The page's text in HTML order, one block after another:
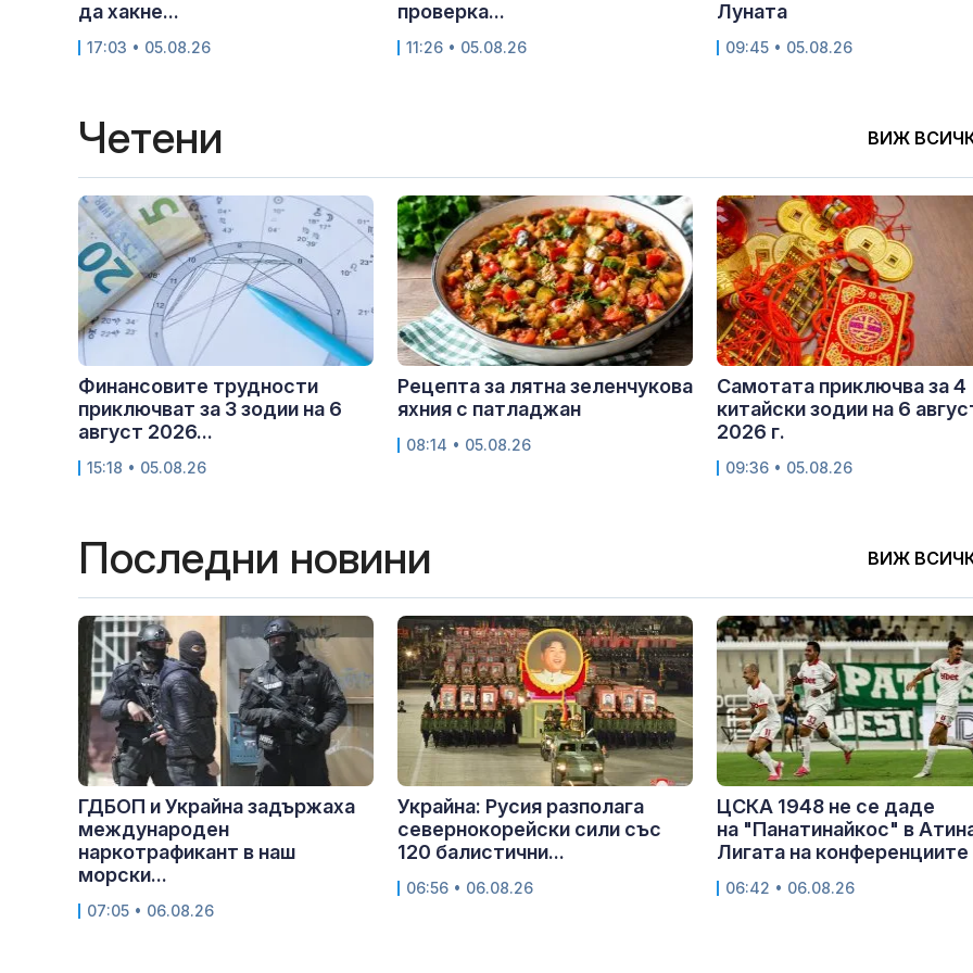
да хакне...
17:03 • 05.08.26
проверка...
11:26 • 05.08.26
Луната
09:45 • 05.08.26
Четени ВИЖ
Финансовите трудности
приключват за 3 зодии на 6
август 2026...
15:18 • 05.08.26
Рецепта за лятна зеленчукова
яхния с патладжан
08:14 • 05.08.26
Самотата приключва за 4
китайски зодии на 6
2026 г.
09:36 • 05.08.26
Последни новини ВИЖ
ГДБОП и Украйна задържаха
международен
наркотрафикант в наш
морски...
07:05 • 06.08.26
Украйна: Русия разполага
севернокорейски сили със
120 балистични...
06:56 • 06.08.26
ЦСКА 1948 не се даде
на "Панатинайкос" в
Лигата на конференциите
06:42 • 06.08.26